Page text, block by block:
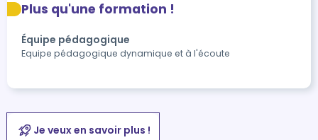
Plus qu'une formation !
Équipe pédagogique
Equipe pédagogique dynamique et à l'écoute
Je veux en savoir plus !